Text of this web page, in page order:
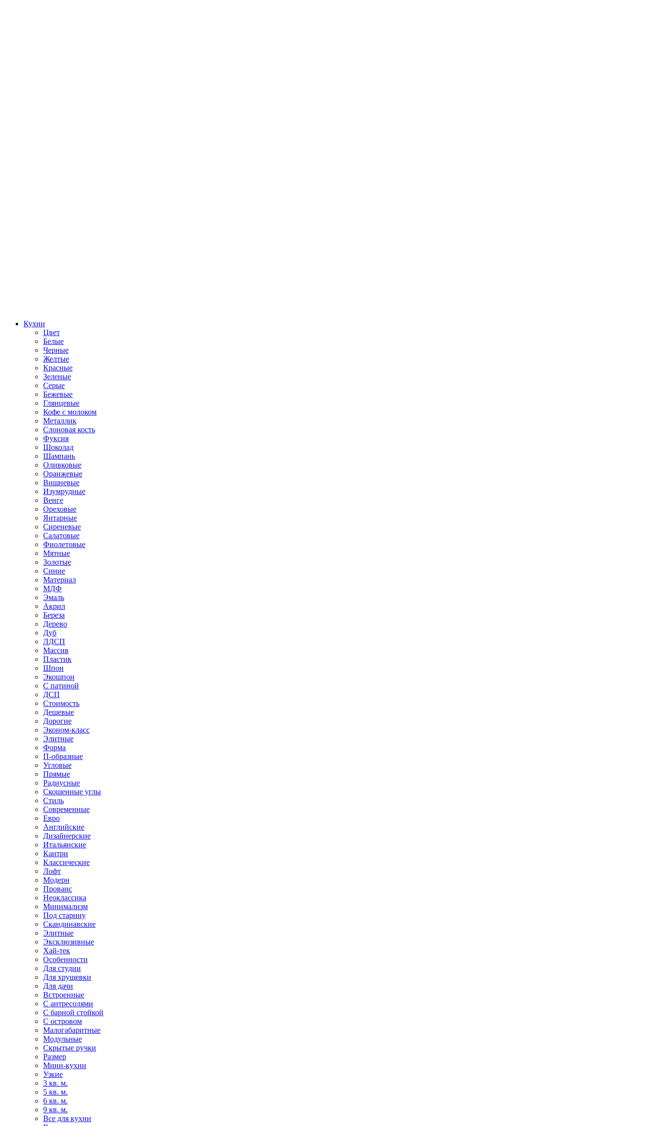
Кухни
Цвет
Белые
Черные
Желтые
Красные
Зеленые
Серые
Бежевые
Глянцевые
Кофе с молоком
Металлик
Слоновая кость
Фуксия
Шоколад
Шампань
Оливковые
Оранжевые
Вишневые
Изумрудные
Венге
Ореховые
Янтарные
Сиреневые
Салатовые
Фиолетовые
Мятные
Золотые
Синие
Материал
МДФ
Эмаль
Акрил
Береза
Дерево
Дуб
ЛДСП
Массив
Пластик
Шпон
Экошпон
С патиной
ДСП
Стоимость
Дешевые
Дорогие
Эконом-класс
Элитные
Форма
П-образные
Угловые
Прямые
Радиусные
Скошенные углы
Стиль
Современные
Евро
Английские
Дизайнерские
Итальянские
Кантри
Классические
Лофт
Модерн
Прованс
Неоклассика
Минимализм
Под старину
Скандинавские
Элитные
Эксклюзивные
Хай-тек
Особенности
Для студии
Для хрущевки
Для дачи
Встроенные
С антресолями
С барной стойкой
С островом
Малогабаритные
Модульные
Скрытые ручки
Размер
Мини-кухни
Узкие
3 кв. м.
5 кв. м.
6 кв. м.
9 кв. м.
Все для кухни